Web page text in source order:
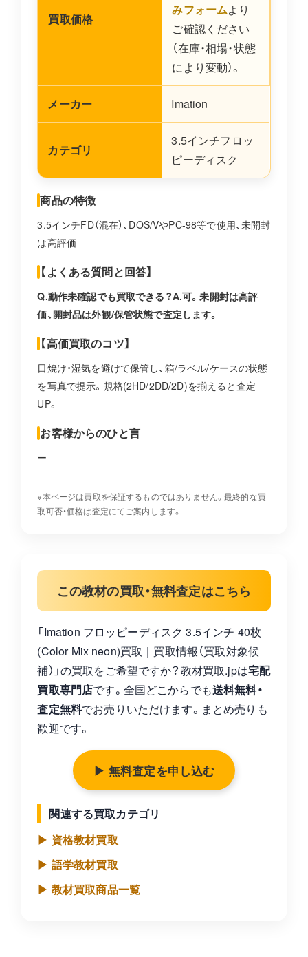
買取価格
みフォームより
ご確認ください
（在庫・相場・状態
により変動）。
メーカー Imation
カテゴリ
3.5インチフロッ
ピーディスク
商品の特徴
3.5インチFD（混在）、DOS/VやPC-98等で使用、未開封
は高評価
【よくある質問と回答】
Q.動作未確認でも買取できる？A.可。未開封は高評
価、開封品は外観/保管状態で査定します。
【高価買取のコツ】
日焼け・湿気を避けて保管し、箱/ラベル/ケースの状態
を写真で提示。規格(2HD/2DD/2D)を揃えると査定
UP。
お客様からのひと言
ー
※本ページは買取を保証するものではありません。最終的な買
取可否・価格は査定にてご案内します。
この教材の買取・無料査定はこちら
「Imation フロッピーディスク 3.5インチ 40枚
(Color Mix neon)買取｜買取情報（買取対象候
補）」の買取をご希望ですか？教材買取.jpは宅配
買取専門店です。全国どこからでも送料無料・
査定無料でお売りいただけます。まとめ売りも
歓迎です。
▶ 無料査定を申し込む
関連する買取カテゴリ
▶ 資格教材買取
▶ 語学教材買取
▶ 教材買取商品一覧